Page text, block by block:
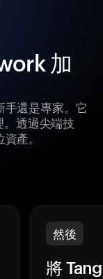
加
還是專家。它
透過尖端技
產。
然後
將